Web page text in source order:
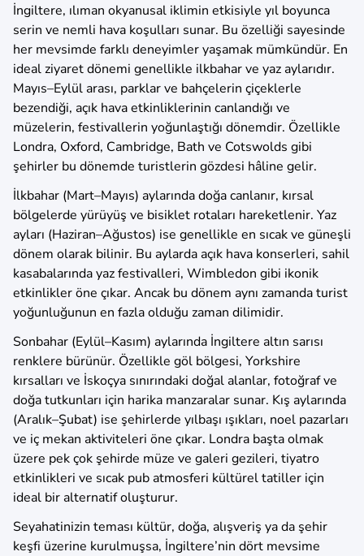
İngiltere, ılıman okyanusal iklimin etkisiyle yıl boyunca
serin ve nemli hava koşulları sunar. Bu özelliği sayesinde
her mevsimde farklı deneyimler yaşamak mümkündür. En
ideal ziyaret dönemi genellikle ilkbahar ve yaz aylarıdır.
Mayıs–Eylül arası, parklar ve bahçelerin çiçeklerle
bezendiği, açık hava etkinliklerinin canlandığı ve
müzelerin, festivallerin yoğunlaştığı dönemdir. Özellikle
Londra, Oxford, Cambridge, Bath ve Cotswolds gibi
şehirler bu dönemde turistlerin gözdesi hâline gelir.
İlkbahar (Mart–Mayıs) aylarında doğa canlanır, kırsal
bölgelerde yürüyüş ve bisiklet rotaları hareketlenir. Yaz
ayları (Haziran–Ağustos) ise genellikle en sıcak ve güneşli
dönem olarak bilinir. Bu aylarda açık hava konserleri, sahil
kasabalarında yaz festivalleri, Wimbledon gibi ikonik
etkinlikler öne çıkar. Ancak bu dönem aynı zamanda turist
yoğunluğunun en fazla olduğu zaman dilimidir.
Sonbahar (Eylül–Kasım) aylarında İngiltere altın sarısı
renklere bürünür. Özellikle göl bölgesi, Yorkshire
kırsalları ve İskoçya sınırındaki doğal alanlar, fotoğraf ve
doğa tutkunları için harika manzaralar sunar. Kış aylarında
(Aralık–Şubat) ise şehirlerde yılbaşı ışıkları, noel pazarları
ve iç mekan aktiviteleri öne çıkar. Londra başta olmak
üzere pek çok şehirde müze ve galeri gezileri, tiyatro
etkinlikleri ve sıcak pub atmosferi kültürel tatiller için
ideal bir alternatif oluşturur.
Seyahatinizin teması kültür, doğa, alışveriş ya da şehir
keşfi üzerine kurulmuşsa, İngiltere’nin dört mevsime